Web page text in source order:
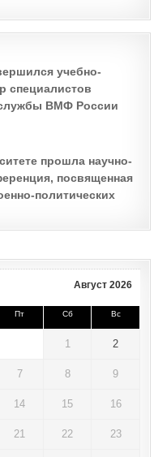
учебно-
специалистов
ВМФ России
прошла научно-
посвященная
политических
Август 2026
Пт Сб Вс
1 2
7 8 9
14 15 16
21 22 23